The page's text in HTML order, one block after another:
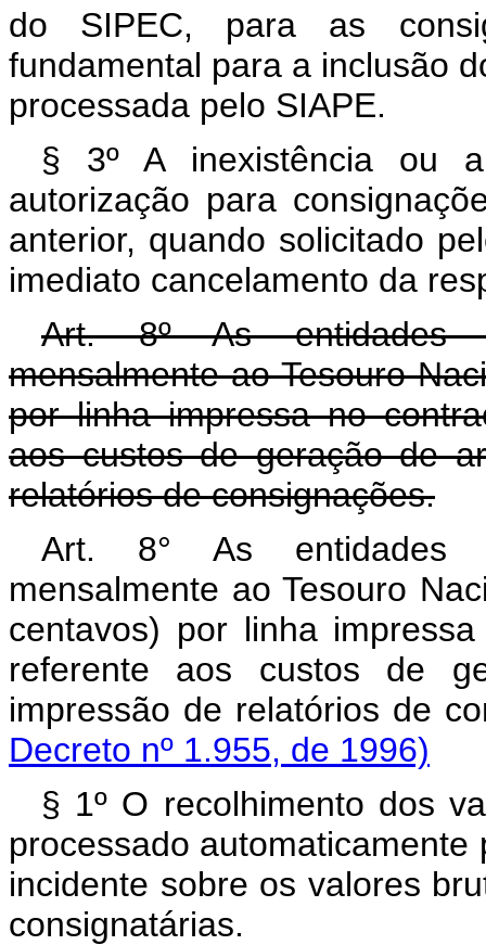
do SIPEC, para as
fundamental para a inclusão
processada pelo SIAPE.
§ 3º A inexistência ou
autorização para
anterior, quando solicitado
imediato cancelamento da
Art. 8º As entidades
mensalmente ao Tesouro
por linha impressa no
aos custos de geração de
relatórios de consignações.
Art. 8° As entidades
mensalmente ao Tesouro
centavos) por linha
referente aos custos de
impressão de relatórios de
Decreto nº 1.955, de 1996)
§ 1º O recolhimento dos
processado
incidente sobre os valores
consignatárias.